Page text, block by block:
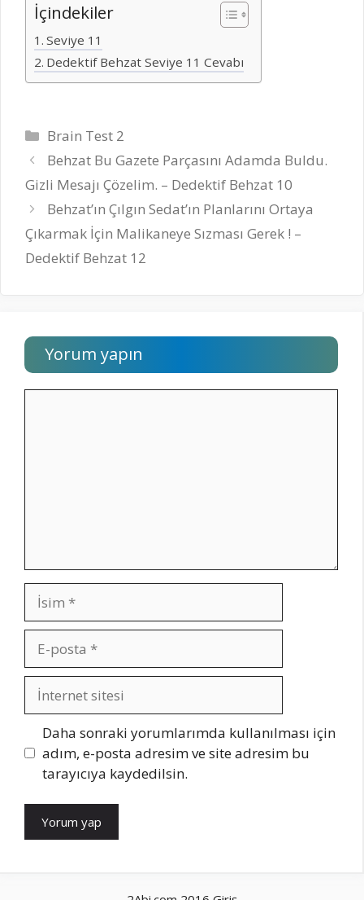
İçindekiler
Seviye 11
Dedektif Behzat Seviye 11 Cevabı
Kategoriler
Brain Test 2
Behzat Bu Gazete Parçasını Adamda Buldu.
Gizli Mesajı Çözelim. – Dedektif Behzat 10
Behzat’ın Çılgın Sedat’ın Planlarını Ortaya
Çıkarmak İçin Malikaneye Sızması Gerek ! –
Dedektif Behzat 12
Yorum yapın
İsim
posta
İnternet
sitesi
Daha sonraki yorumlarımda kullanılması için
adım, e-posta adresim ve site adresim bu
tarayıcıya kaydedilsin.